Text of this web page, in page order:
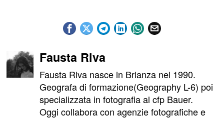
Fausta Riva
Fausta Riva nasce in Brianza nel 1990.
Geografa di formazione(Geography L-6) poi
specializzata in fotografia al cfp Bauer.
Oggi collabora con agenzie fotografiche e